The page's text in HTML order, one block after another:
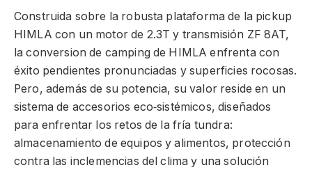
Construida sobre la robusta plataforma de la pickup
HIMLA con un motor de 2.3T y transmisión ZF 8AT,
la conversion de camping de HIMLA enfrenta con
éxito pendientes pronunciadas y superficies rocosas.
Pero, además de su potencia, su valor reside en un
sistema de accesorios eco‑sistémicos, diseñados
para enfrentar los retos de la fría tundra:
almacenamiento de equipos y alimentos, protección
contra las inclemencias del clima y una solución